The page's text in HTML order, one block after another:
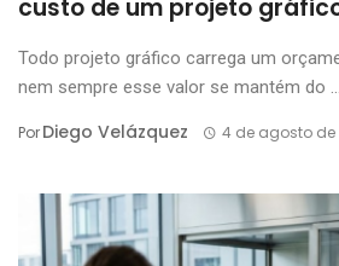
custo de um projeto
Todo projeto gráfico carrega um
nem sempre esse valor se mantém do ...
PorDiego Velázquez 4 de agosto de